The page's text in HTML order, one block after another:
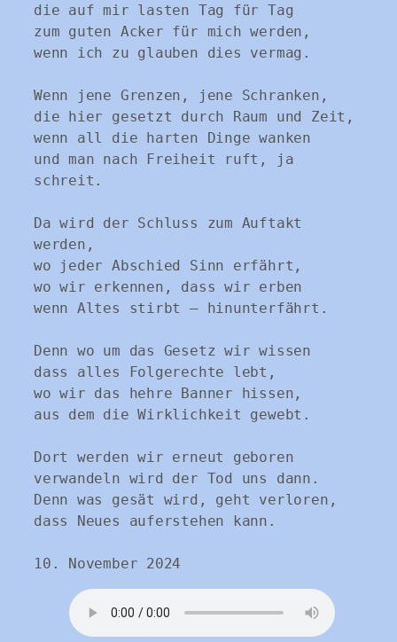
die auf mir lasten Tag für Tag
zum guten Acker für mich werden,
wenn ich zu glauben dies vermag.
Wenn jene Grenzen, jene Schranken,
die hier gesetzt durch Raum und Zeit,
wenn all die harten Dinge wanken
und man nach Freiheit ruft, ja
schreit.
Da wird der Schluss zum Auftakt
werden,
wo jeder Abschied Sinn erfährt,
wo wir erkennen, dass wir erben
wenn Altes stirbt – hinunterfährt.
Denn wo um das Gesetz wir wissen
dass alles Folgerechte lebt,
wo wir das hehre Banner hissen,
aus dem die Wirklichkeit gewebt.
Dort werden wir erneut geboren
verwandeln wird der Tod uns dann.
Denn was gesät wird, geht verloren,
dass Neues auferstehen kann.
10. November 2024